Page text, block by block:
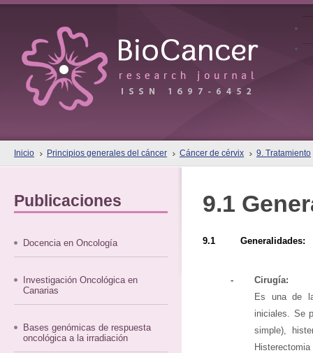
Inicio Principios generales del cáncer Cáncer de cérvix 9. Tratamiento
Publicaciones
Docencia en Oncología
Investigación Oncológica en
Canarias
Bases genómicas de respuesta
oncológica a la irradiación
9.1
9.1 Generalidades:
-
Cirugía:
Es una de
iniciales. Se
simple),